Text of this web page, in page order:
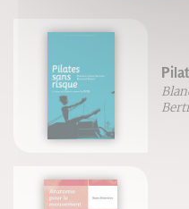
Pilates
Blandine
Bertrand